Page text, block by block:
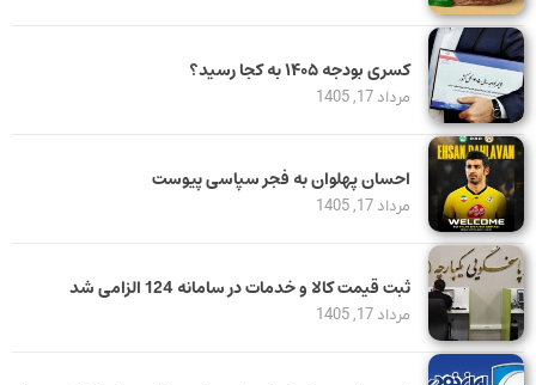
کسری بودجه ۱۴۰۵ به کجا رسید؟
مرداد 17, 1405
احسان پهلوان به فجر سپاسی پیوست
مرداد 17, 1405
ثبت قیمت کالا و خدمات در سامانه 124 الزامی شد
مرداد 17, 1405